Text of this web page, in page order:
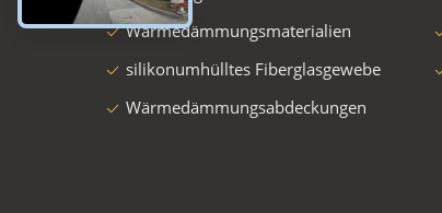
Wärmedämmungsmaterialien
silikonumhülltes Fiberglasgewebe
Wärmedämmungsabdeckungen